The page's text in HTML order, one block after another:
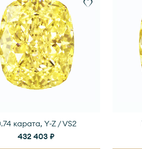
карата, Y-Z / VS2
432 403 ₽